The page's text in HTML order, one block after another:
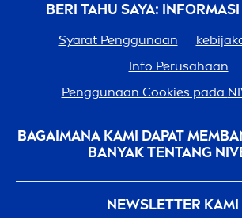
BERI TAHU SAYA:
Syarat Penggunaan
Info Perusahaan
Penggunaan Cookies pada
BAGAIMANA KAMI DAPAT
BANYAK TENTANG
SejarahNIVEA- 100 Tahun Dalam
Karir Di Beiersdorf
NEWSLETTER KAMI